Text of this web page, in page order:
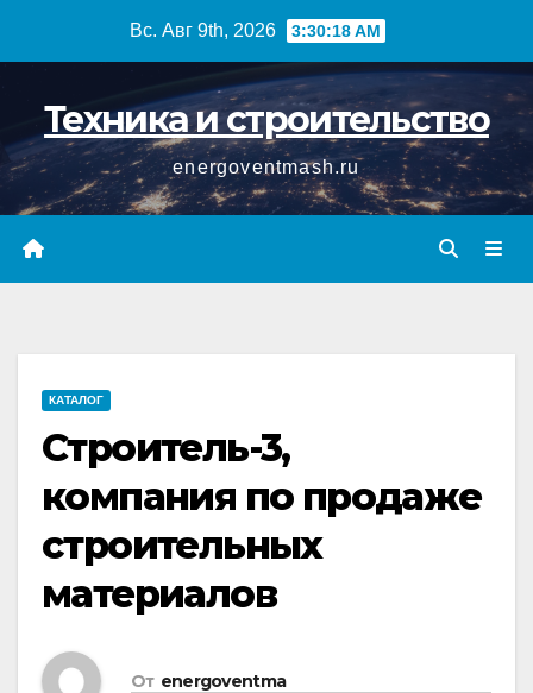
Вс. Авг 9th, 2026 3:30:18 AM
Техника и строительство
energoventmash.ru
КАТАЛОГ
Строитель-3,
компания по продаже
строительных
материалов
От energoventma